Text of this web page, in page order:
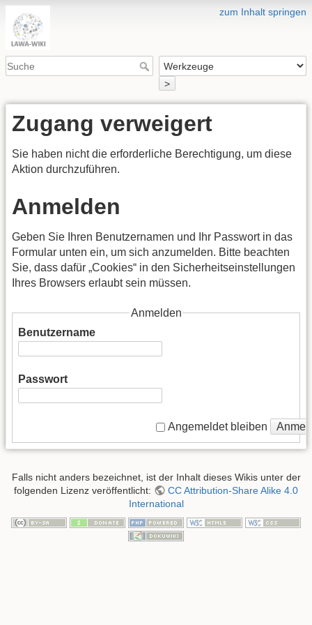
zum Inhalt springen
>
Zugang verweigert
Sie haben nicht die erforderliche Berechtigung, um diese
Aktion durchzuführen.
Anmelden
Geben Sie Ihren Benutzernamen und Ihr Passwort in das
Formular unten ein, um sich anzumelden. Bitte beachten
Sie, dass dafür „Cookies“ in den Sicherheitseinstellungen
Ihres Browsers erlaubt sein müssen.
Anmelden
Benutzername
Passwort
Angemeldet bleiben
Falls nicht anders bezeichnet, ist der Inhalt dieses Wikis unter der
folgenden Lizenz veröffentlicht:
CC Attribution-Share Alike 4.0
International